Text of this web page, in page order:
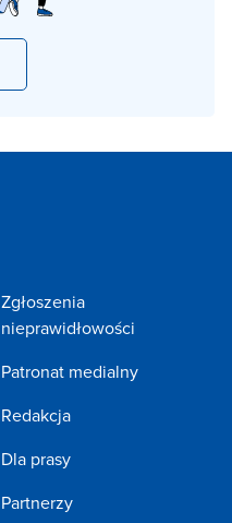
Zgłoszenia
nieprawidłowości
Patronat medialny
Redakcja
Dla prasy
Partnerzy